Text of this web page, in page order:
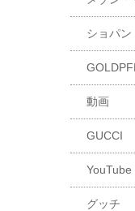
ショパン
動画
GUCCI
YouTube
グッチ